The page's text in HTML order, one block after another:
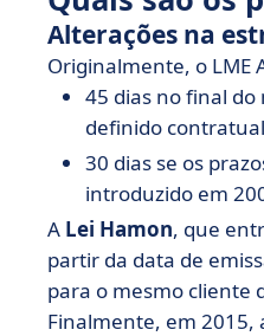
Alterações na
Originalmente, o LME
45 dias no final do
definido
30 dias se os
introduzido em
A Lei Hamon, que
partir da data de
para o mesmo cliente
Finalmente, em 2015,